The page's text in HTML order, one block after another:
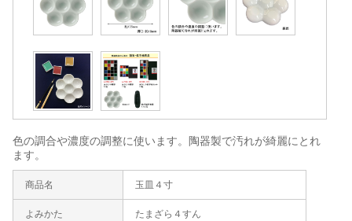
色の調合や濃度の調整に使います。陶器製で汚れが綺麗にとれ
ます。
商品名 玉皿４寸
よみかた たまざら４すん